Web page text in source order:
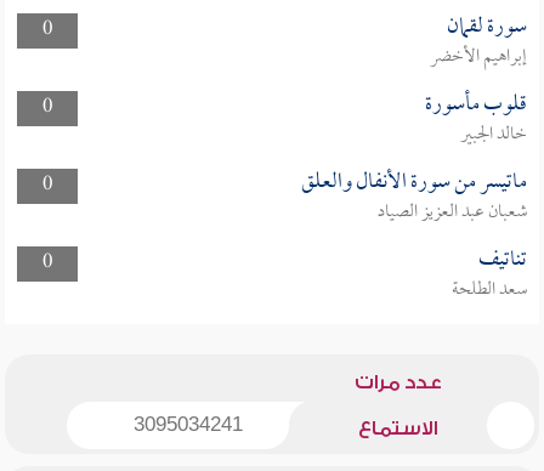
0
سورة لقمان
إبراهيم الأخضر
0
قلوب مأسورة
خالد الجبير
0
ماتيسر من سورة الأنفال والعلق
شعبان عبد العزيز الصياد
0
تناتيف
سعد الطلحة
عدد مرات
الاستماع 3095034241